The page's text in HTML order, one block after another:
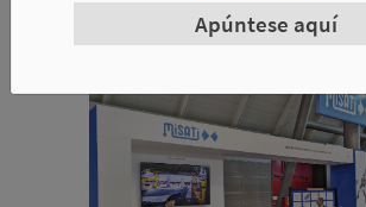
Apúntese aquí